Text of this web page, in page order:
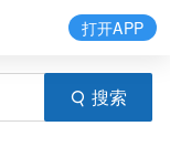
搜索
打开APP